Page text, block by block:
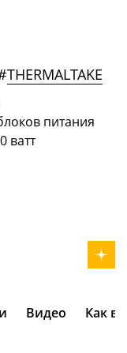
THERMALTAKE
питания
ватт
Видео Как